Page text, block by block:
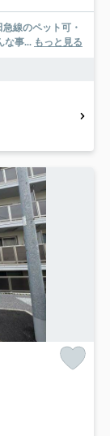
線のペット可・
な事... もっと見る